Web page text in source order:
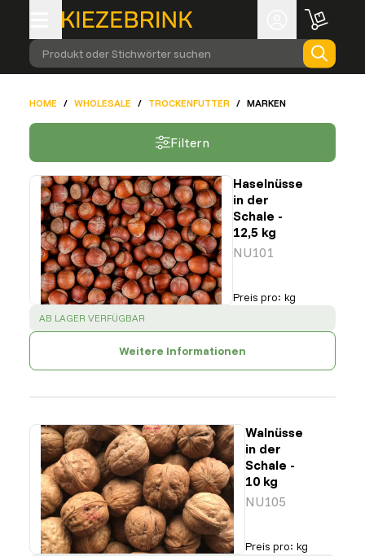
Produkt oder Stichwörter suchen
HOME / WHOLESALE / TROCKENFUTTER / MARKEN
Filtern
Haselnüsse
in der
Schale -
12,5 kg
NU101
Preis pro: kg
SUCCESS:
AB LAGER VERFÜGBAR
Weitere Informationen
Walnüsse
in der
Schale -
10 kg
NU105
Preis pro: kg